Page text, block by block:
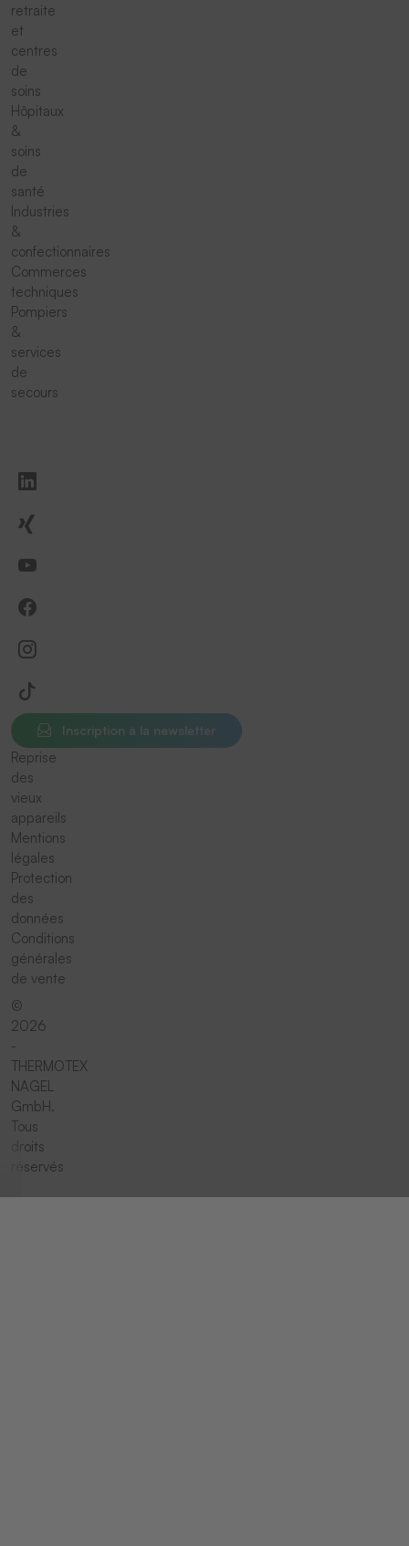
retraite
et
centres
de
soins
Hôpitaux
&
soins
de
santé
Industries
&
confectionnaires
Commerces
techniques
Pompiers
&
services
de
secours
Inscription à la newsletter
Reprise
des
vieux
appareils
Mentions
légales
Protection
des
données
Conditions
générales
de vente
©
2026
-
THERMOTEX
NAGEL
GmbH.
Tous
droits
réservés